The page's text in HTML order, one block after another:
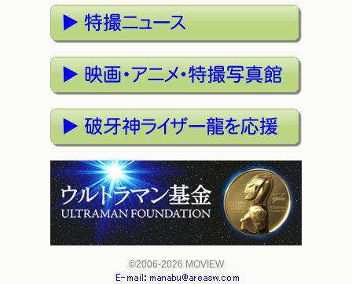
©2006-2026 MOVIEW